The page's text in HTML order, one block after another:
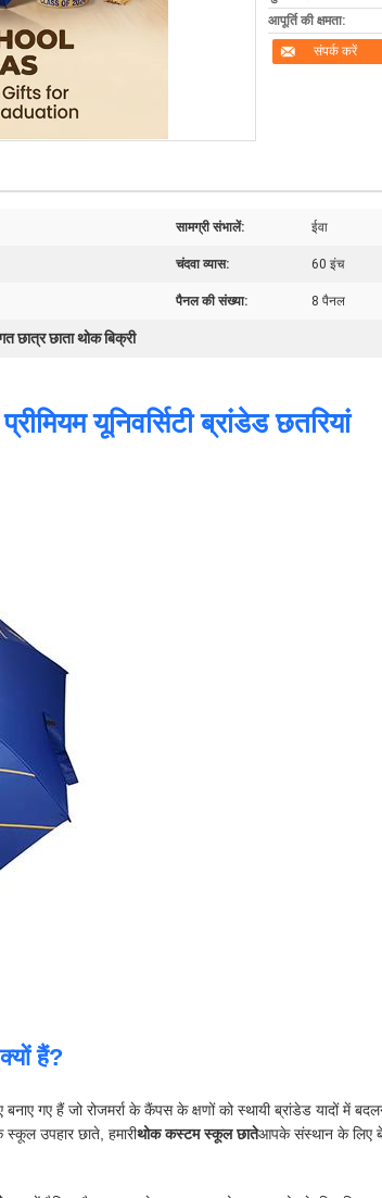
आपूर्ति की क्षमता:
संपर्क करें
सामग्री संभालें: ईवा
चंदवा व्यास: 60 इंच
पैनल की संख्या: 8 पैनल
छात्र छाता थोक बिक्री
यूनिवर्सिटी ब्रांडेड छतरियां
हैं?
गए हैं जो रोजमर्रा के कैंपस के क्षणों को स्थायी ब्रांडेड यादों में
उपहार छाते, हमारीथोक कस्टम स्कूल छातेआपके संस्थान के लिए